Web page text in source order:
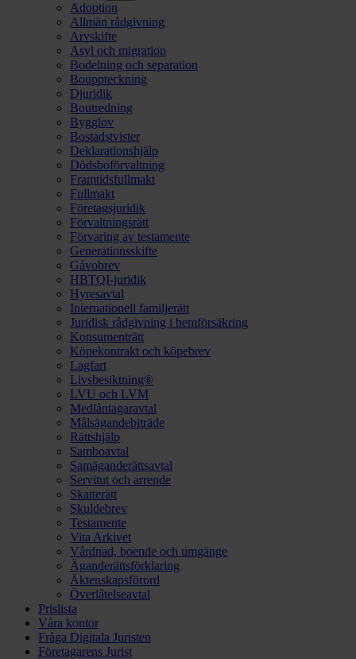
Adoption
Allmän rådgivning
Arvskifte
Asyl och migration
Bodelning och separation
Bouppteckning
Djuridik
Boutredning
Bygglov
Bostadstvister
Deklarationshjälp
Dödsboförvaltning
Framtidsfullmakt
Fullmakt
Företagsjuridik
Förvaltningsrätt
Förvaring av testamente
Generationsskifte
Gåvobrev
HBTQI-juridik
Hyresavtal
Internationell familjerätt
Juridisk rådgivning i hemförsäkring
Konsumenträtt
Köpekontrakt och köpebrev
Lagfart
Livsbesiktning®
LVU och LVM
Medlåntagaravtal
Målsägandebiträde
Rättshjälp
Samboavtal
Samäganderättsavtal
Servitut och arrende
Skatterätt
Skuldebrev
Testamente
Vita Arkivet
Vårdnad, boende och umgänge
Äganderättsförklaring
Äktenskapsförord
Överlåtelseavtal
Prislista
Våra kontor
Fråga Digitala Juristen
Företagarens Jurist